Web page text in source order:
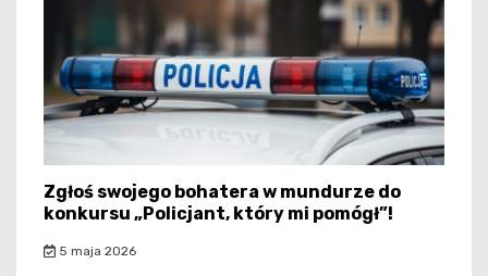
Zgłoś swojego bohatera w mundurze do
konkursu „Policjant, który mi pomógł”!
5 maja 2026